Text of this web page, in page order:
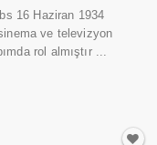
16 Haziran 1934
ve televizyon
rol almıştır ...